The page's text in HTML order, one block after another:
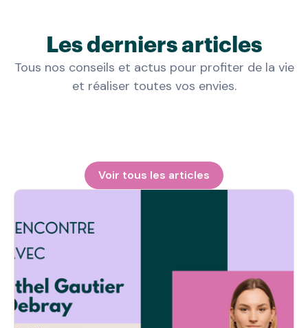
Les derniers articles
Tous nos conseils et actus pour profiter de la vie
et réaliser toutes vos envies.
Voir tous les articles